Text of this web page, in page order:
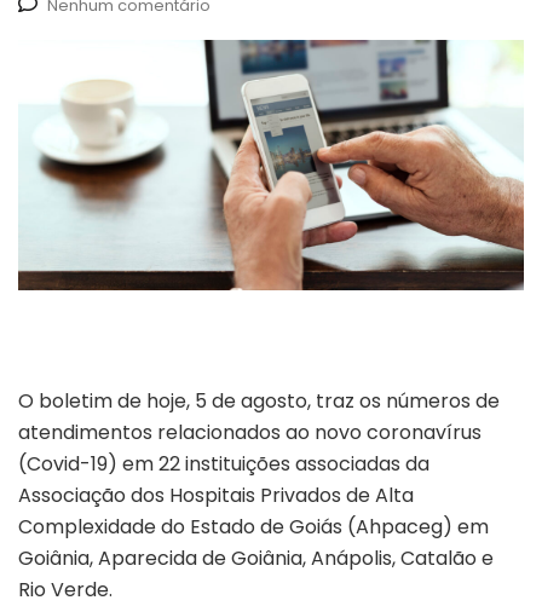
Nenhum comentário
O boletim de hoje, 5 de agosto, traz os números de
atendimentos relacionados ao novo coronavírus
(Covid-19) em 22 instituições associadas da
Associação dos Hospitais Privados de Alta
Complexidade do Estado de Goiás (Ahpaceg) em
Goiânia, Aparecida de Goiânia, Anápolis, Catalão e
Rio Verde.